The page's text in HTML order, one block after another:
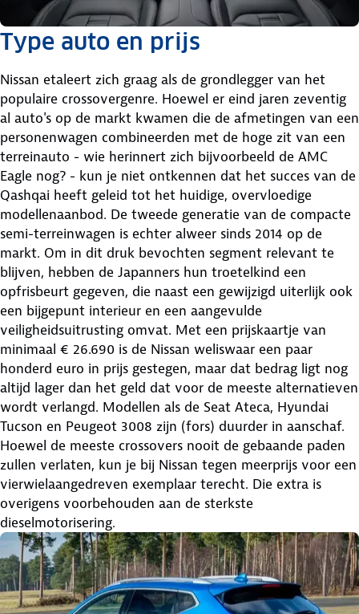
Type auto en prijs
Nissan etaleert zich graag als de grondlegger van het
populaire crossovergenre. Hoewel er eind jaren zeventig
al auto's op de markt kwamen die de afmetingen van een
personenwagen combineerden met de hoge zit van een
terreinauto - wie herinnert zich bijvoorbeeld de AMC
Eagle nog? - kun je niet ontkennen dat het succes van de
Qashqai heeft geleid tot het huidige, overvloedige
modellenaanbod. De tweede generatie van de compacte
semi-terreinwagen is echter alweer sinds 2014 op de
markt. Om in dit druk bevochten segment relevant te
blijven, hebben de Japanners hun troetelkind een
opfrisbeurt gegeven, die naast een gewijzigd uiterlijk ook
een bijgepunt interieur en een aangevulde
veiligheidsuitrusting omvat. Met een prijskaartje van
minimaal € 26.690 is de Nissan weliswaar een paar
honderd euro in prijs gestegen, maar dat bedrag ligt nog
altijd lager dan het geld dat voor de meeste alternatieven
wordt verlangd. Modellen als de Seat Ateca, Hyundai
Tucson en Peugeot 3008 zijn (fors) duurder in aanschaf.
Hoewel de meeste crossovers nooit de gebaande paden
zullen verlaten, kun je bij Nissan tegen meerprijs voor een
vierwielaangedreven exemplaar terecht. Die extra is
overigens voorbehouden aan de sterkste
dieselmotorisering.